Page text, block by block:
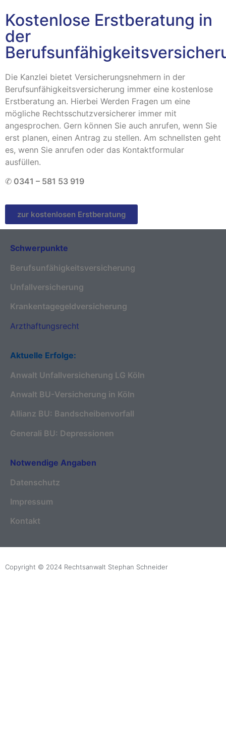
Kostenlose Erstberatung in
der
Die Kanzlei bietet Versicherungsnehmern in der
Berufsunfähigkeitsversicherung immer eine kostenlose
Erstberatung an. Hierbei Werden Fragen um eine
mögliche Rechtsschutzversicherer immer mit
angesprochen. Gern können Sie auch anrufen, wenn Sie
erst planen, einen Antrag zu stellen. Am schnellsten geht
es, wenn Sie anrufen oder das Kontaktformular
ausfüllen.
✆ 0341 – 581 53 919
zur kostenlosen Erstberatung
Schwerpunkte
Berufsunfähigkeitsversicherung
Unfallversicherung
Krankentagegeldversicherung
Arzthaftungsrecht
Aktuelle Erfolge:
Anwalt Unfallversicherung LG Köln
Anwalt BU-Versicherung in Köln
Allianz BU: Bandscheibenvorfall
Generali BU: Depressionen
Notwendige Angaben
Datenschutz
Impressum
Kontakt
Copyright © 2024 Rechtsanwalt Stephan Schneider